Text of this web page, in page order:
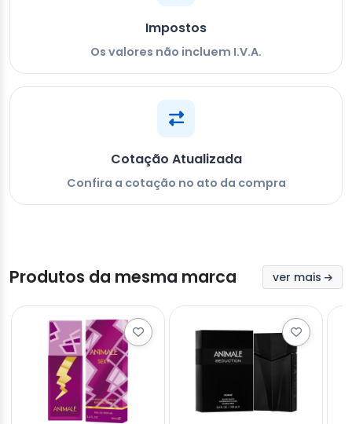
Impostos
Os valores não incluem I.V.A.
Cotação Atualizada
Confira a cotação no ato da compra
Produtos da mesma marca ver mais